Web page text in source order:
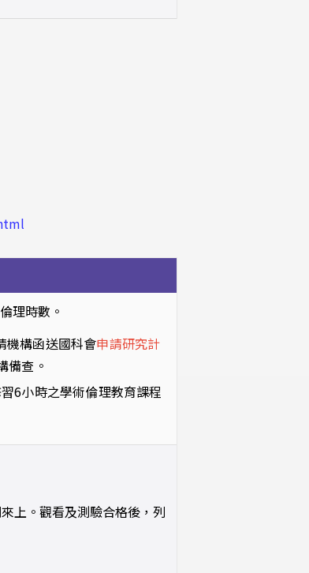
理時數。
機構函送國科會申請研究計
備查。
6小時之學術倫理教育課程
上。觀看及測驗合格後，列